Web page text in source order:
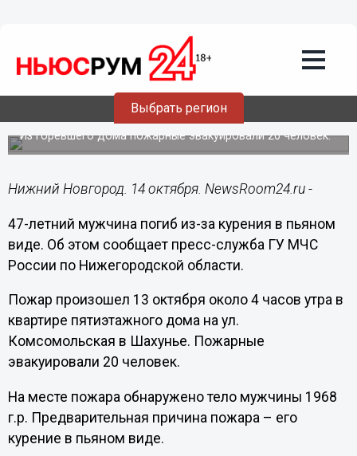
Выбрать регион
47-летний мужчина погиб из-за
курения в пьяном виде в Шахунье
Нижегородской области
Из горевшего дома пожарные эвакуировали 20 человек.
Нижний Новгород. 14 октября. NewsRoom24.ru -
47-летний мужчина погиб из-за курения в пьяном
виде. Об этом сообщает пресс-служба ГУ МЧС
России по Нижегородской области.
Пожар произошел 13 октября около 4 часов утра в
квартире пятиэтажного дома на ул.
Комсомольская в Шахунье. Пожарные
эвакуировали 20 человек.
На месте пожара обнаружено тело мужчины 1968
г.р. Предварительная причина пожара – его
курение в пьяном виде.